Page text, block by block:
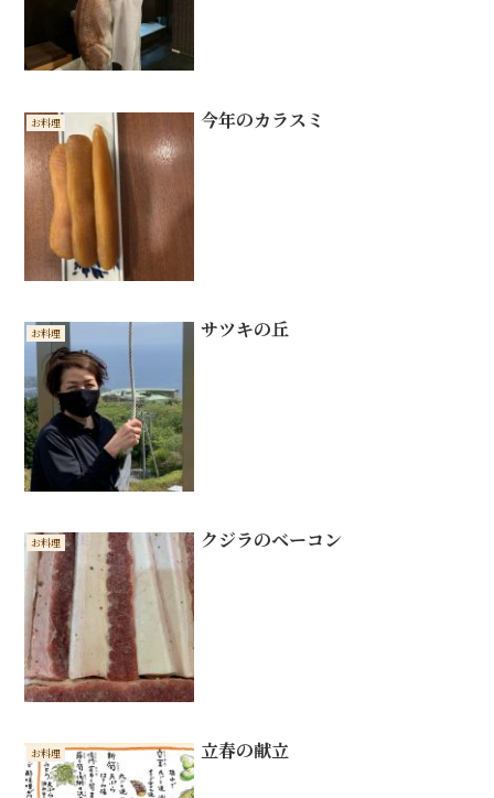
お料理 今年のカラスミ
お料理 サツキの丘
お料理 クジラのベーコン
お料理 立春の献立